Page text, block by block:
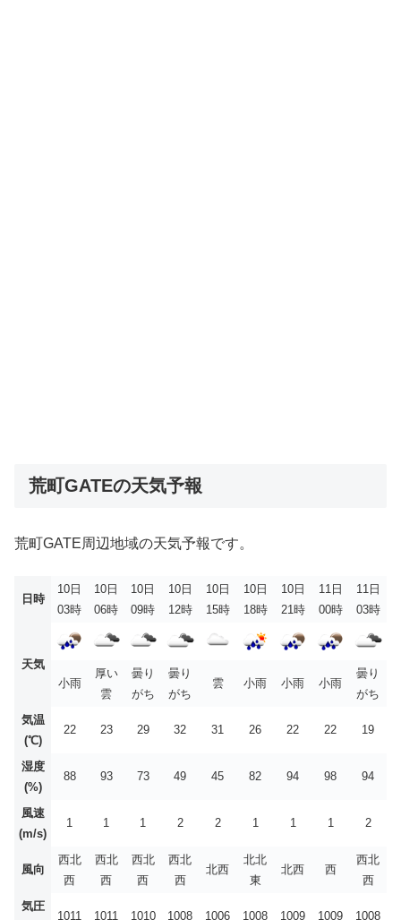
荒町GATEの天気予報
荒町GATE周辺地域の天気予報です。
日時
10日
03時
10日
06時
10日
09時
10日
12時
10日
15時
10日
18時
10日
21時
11日
00時
11日
03時
天気
小雨
厚い
雲
曇り
がち
曇り
がち
雲 小雨 小雨 小雨
曇り
がち
気温
(℃)
22 23 29 32 31 26 22 22 19
湿度
(%)
88 93 73 49 45 82 94 98 94
風速
(m/s)
1 1 1 2 2 1 1 1 2
風向
西北
西
西北
西
西北
西
西北
西
北西
北北
東
北西 西
西北
西
気圧
1011 1011 1010 1008 1006 1008 1009 1009 1008